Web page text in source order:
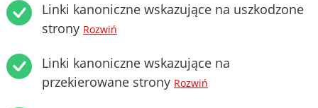
Linki kanoniczne wskazujące na uszkodzone
strony Rozwiń
Linki kanoniczne wskazujące na
przekierowane strony Rozwiń